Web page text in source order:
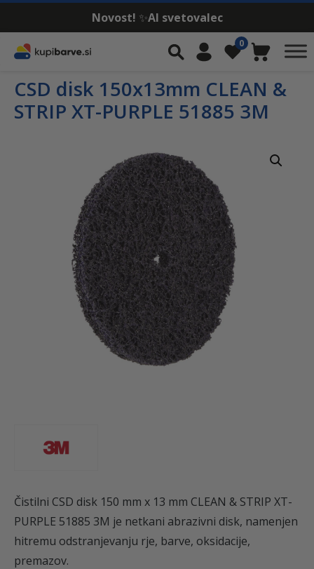
Novost! ✨AI svetovalec
Skip to content
IskalnikMoj račun
Seznam želja
0
Košarica
CSD disk 150x13mm CLEAN &
STRIP XT-PURPLE 51885 3M
Čistilni CSD disk 150 mm x 13 mm CLEAN & STRIP XT-
PURPLE 51885 3M je netkani abrazivni disk, namenjen
hitremu odstranjevanju rje, barve, oksidacije,
premazov.